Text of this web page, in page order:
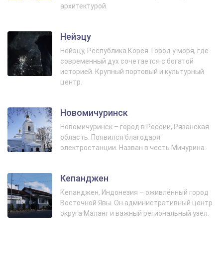
архитектурой.
Нейэцу
Нейэцу, Республика Корея. Город у моря, где
современный дух сочетается с богатой
историей. Крупный портовый и культурный
центр.
Новомичуринск
Новомичуринск – город в России, Рязанская
область. Появился благодаря
электростанции. Назван в честь Мичурина.
Кепанджен
Кепанджен, Индонезия – оживлённый город
Восточной Явы. Он административный центр
округа Маланг и важный региональный узел.